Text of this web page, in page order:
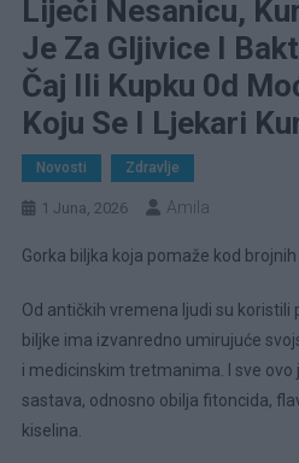
Liječi Nesanicu,
Je Za Gljivice I
Čaj Ili Kupku 0d
Koju Se I Ljekari
Novosti Zdravlje
1 Juna, 2026 Amila
Gorka biljka koja pomaže kod brojnih
Od antičkih vremena ljudi su koristili
biljke ima izvanredno umirujuće
i medicinskim tretmanima. I sve
sastava, odnosno obilja fitoncida,
kiselina.